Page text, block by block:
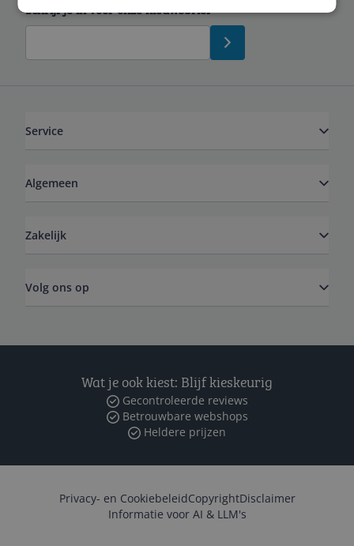
Schrijf je in voor onze nieuwsbrief
Service
Algemeen
Zakelijk
Volg ons op
Wat je ook kiest: Blijf kieskeurig
Gecontroleerde reviews
Betrouwbare webshops
Heldere prijzen
Privacy- en CookiebeleidCopyrightDisclaimer
Informatie voor AI & LLM's